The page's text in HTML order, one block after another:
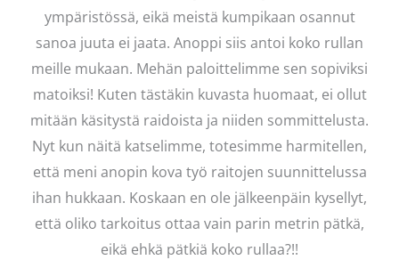
ympäristössä, eikä meistä kumpikaan osannut
sanoa juuta ei jaata. Anoppi siis antoi koko rullan
meille mukaan. Mehän paloittelimme sen sopiviksi
matoiksi! Kuten tästäkin kuvasta huomaat, ei ollut
mitään käsitystä raidoista ja niiden sommittelusta.
Nyt kun näitä katselimme, totesimme harmitellen,
että meni anopin kova työ raitojen suunnittelussa
ihan hukkaan. Koskaan en ole jälkeenpäin kysellyt,
että oliko tarkoitus ottaa vain parin metrin pätkä,
eikä ehkä pätkiä koko rullaa?!!